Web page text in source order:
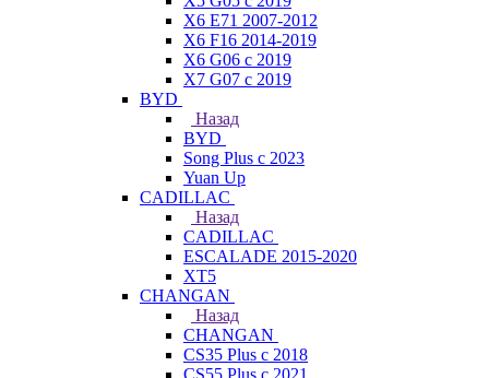
X6 E71 2007-2012
X6 F16 2014-2019
X6 G06 с 2019
X7 G07 с 2019
BYD
Назад
BYD
Song Plus с 2023
Yuan Up
CADILLAC
Назад
CADILLAC
ESСALADE 2015-2020
XT5
CHANGAN
Назад
CHANGAN
CS35 Plus с 2018
CS55 Plus с 2021